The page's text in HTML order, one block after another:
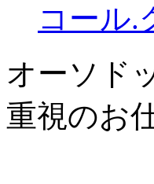
コール.
オーソド
重視のお